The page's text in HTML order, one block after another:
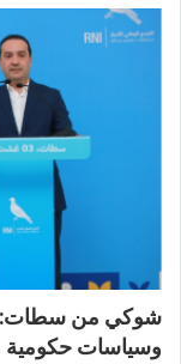
شوكي من سطات:
وسياسات حكومية